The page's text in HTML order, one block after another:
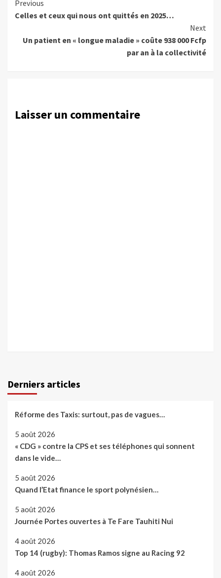
Continue
Reading
Previous
Celles et ceux qui nous ont quittés en 2025…
Next
Un patient en « longue maladie » coûte 938 000 Fcfp
par an à la collectivité
Laisser un commentaire
Derniers articles
Réforme des Taxis: surtout, pas de vagues…
5 août 2026
« CDG » contre la CPS et ses téléphones qui sonnent
dans le vide…
5 août 2026
Quand l’Etat finance le sport polynésien…
5 août 2026
Journée Portes ouvertes à Te Fare Tauhiti Nui
4 août 2026
Top 14 (rugby): Thomas Ramos signe au Racing 92
4 août 2026